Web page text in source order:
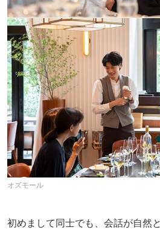
オズモール
初めまして同士でも、会話が自然